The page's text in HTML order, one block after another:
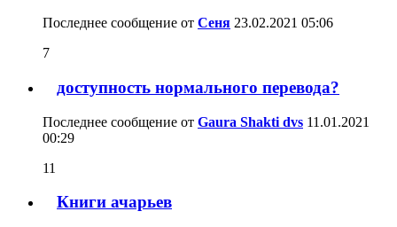
Последнее сообщение от Сеня 23.02.2021 05:06
7
доступность нормального перевода?
Последнее сообщение от Gaura Shakti dvs 11.01.2021
00:29
11
Книги ачарьев